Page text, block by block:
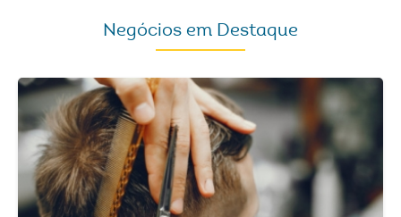
Negócios em Destaque